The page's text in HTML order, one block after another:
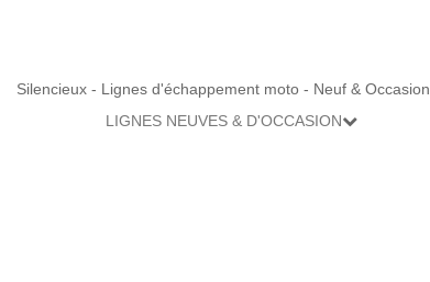
Silencieux - Lignes d'échappement moto - Neuf & Occasion
LIGNES NEUVES & D'OCCASION